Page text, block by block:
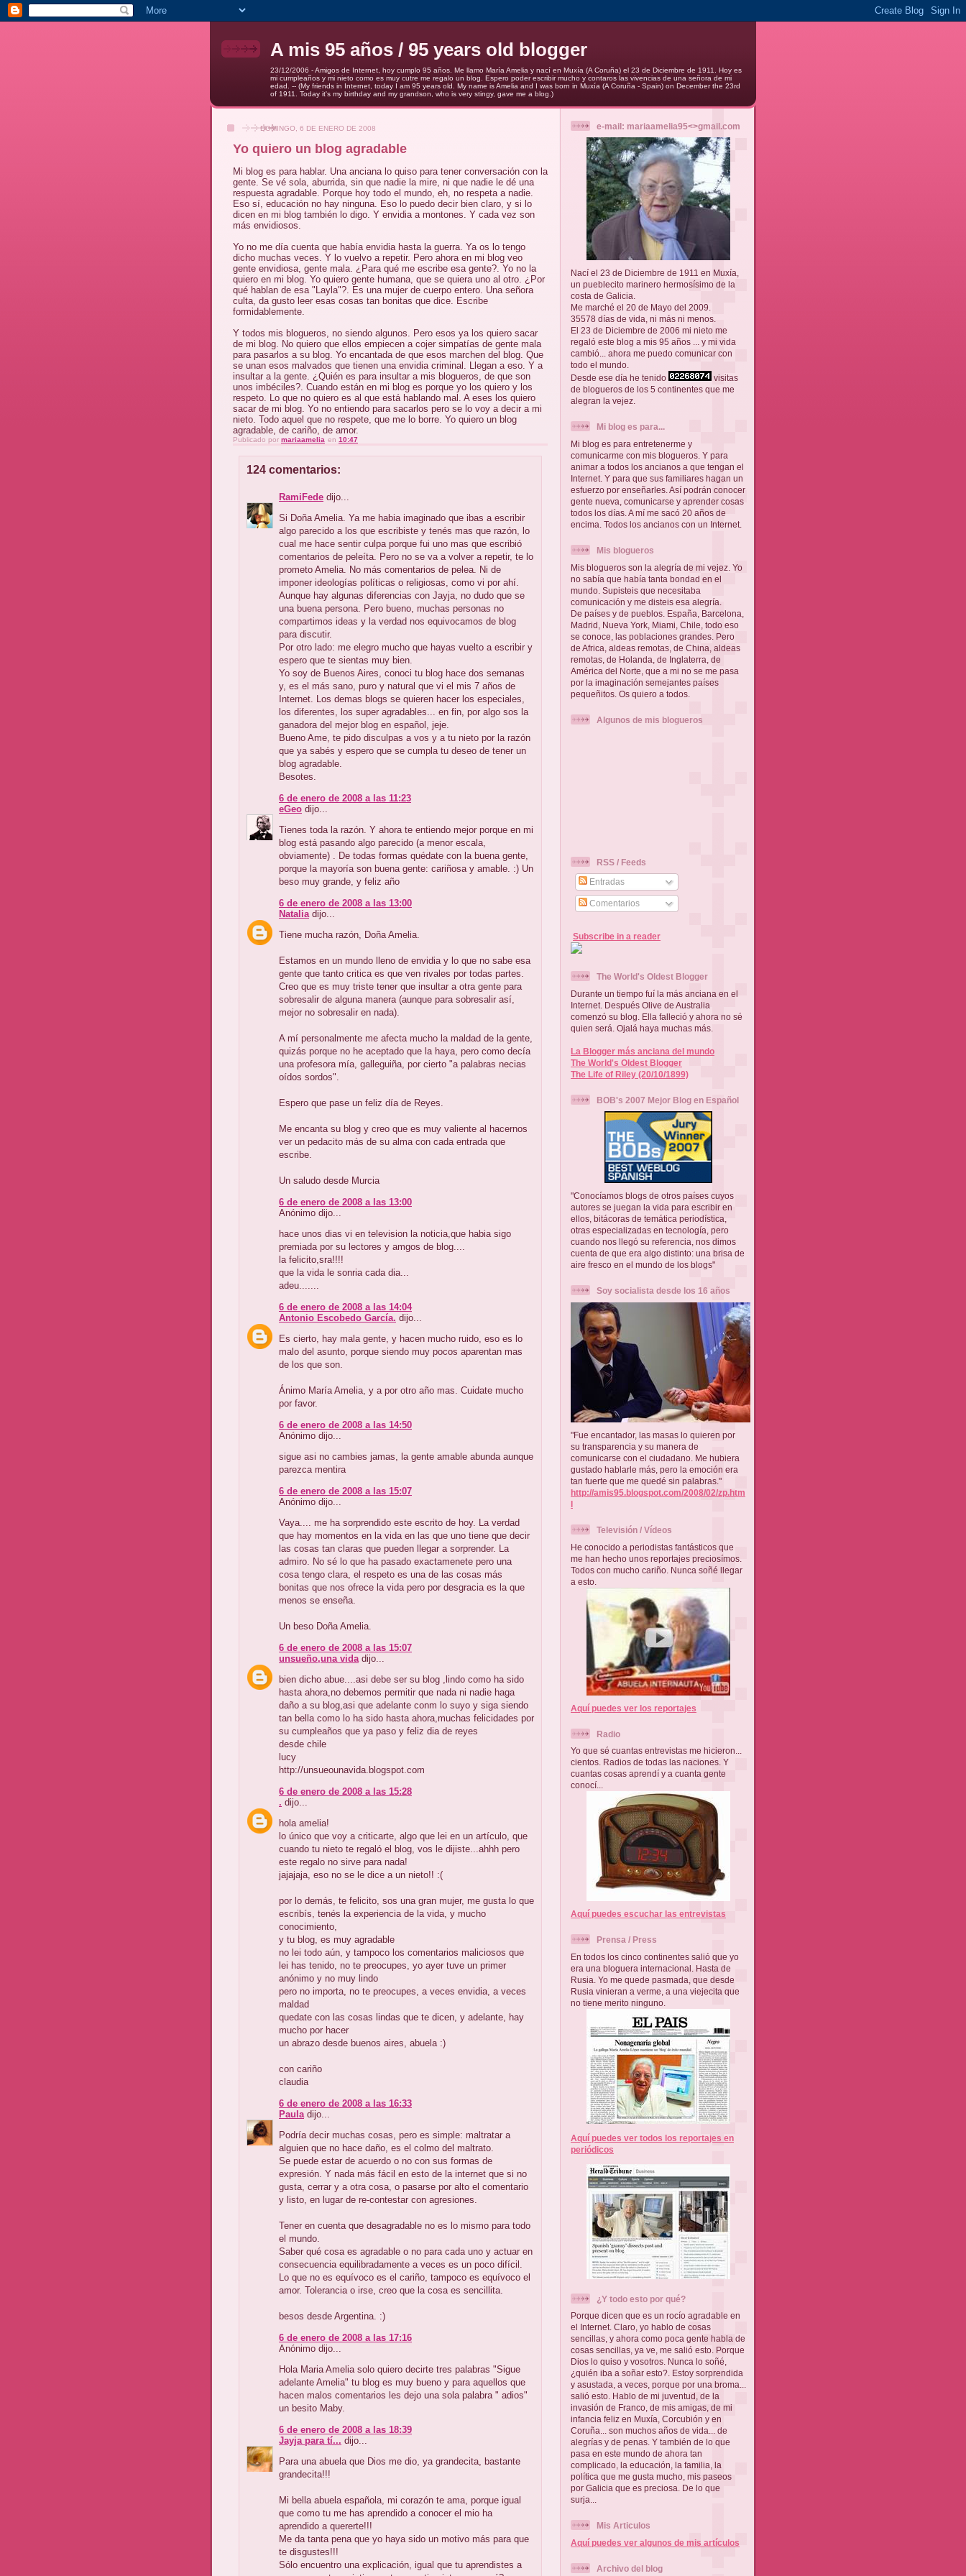
A mis 95 años / 95 years old blogger
23/12/2006 - Amigos de Internet, hoy cumplo 95 años. Me llamo María Amelia y nací en Muxía (A Coruña) el 23 de Diciembre de 1911. Hoy es
mi cumpleaños y mi nieto como es muy cutre me regalo un blog. Espero poder escribir mucho y contaros las vivencias de una señora de mi
edad. -- (My friends in Internet, today I am 95 years old. My name is Amelia and I was born in Muxía (A Coruña - Spain) on December the 23rd
of 1911. Today it's my birthday and my grandson, who is very stingy, gave me a blog.)
DOMINGO, 6 DE ENERO DE 2008
Yo quiero un blog agradable
Mi blog es para hablar. Una anciana lo quiso para tener conversación con la
gente. Se vé sola, aburrida, sin que nadie la mire, ni que nadie le dé una
respuesta agradable. Porque hoy todo el mundo, eh, no respeta a nadie.
Eso sí, educación no hay ninguna. Eso lo puedo decir bien claro, y si lo
dicen en mi blog también lo digo. Y envidia a montones. Y cada vez son
más envidiosos.
Yo no me día cuenta que había envidia hasta la guerra. Ya os lo tengo
dicho muchas veces. Y lo vuelvo a repetir. Pero ahora en mi blog veo
gente envidiosa, gente mala. ¿Para qué me escribe esa gente?. Yo no la
quiero en mi blog. Yo quiero gente humana, que se quiera uno al otro. ¿Por
qué hablan de esa "Layla"?. Es una mujer de cuerpo entero. Una señora
culta, da gusto leer esas cosas tan bonitas que dice. Escribe
formidablemente.
Y todos mis blogueros, no siendo algunos. Pero esos ya los quiero sacar
de mi blog. No quiero que ellos empiecen a cojer simpatías de gente mala
para pasarlos a su blog. Yo encantada de que esos marchen del blog. Que
se unan esos malvados que tienen una envidia criminal. Llegan a eso. Y a
insultar a la gente. ¿Quién es para insultar a mis blogueros, de que son
unos imbéciles?. Cuando están en mi blog es porque yo los quiero y los
respeto. Lo que no quiero es al que está hablando mal. A eses los quiero
sacar de mi blog. Yo no entiendo para sacarlos pero se lo voy a decir a mi
nieto. Todo aquel que no respete, que me lo borre. Yo quiero un blog
agradable, de cariño, de amor.
Publicado por mariaamelia en 10:47
124 comentarios:
RamiFede dijo...
Si Doña Amelia. Ya me habia imaginado que ibas a escribir
algo parecido a los que escribiste y tenés mas que razón, lo
cual me hace sentir culpa porque fui uno mas que escribió
comentarios de peleíta. Pero no se va a volver a repetir, te lo
prometo Amelia. No más comentarios de pelea. Ni de
imponer ideologías políticas o religiosas, como vi por ahí.
Aunque hay algunas diferencias con Jayja, no dudo que se
una buena persona. Pero bueno, muchas personas no
compartimos ideas y la verdad nos equivocamos de blog
para discutir.
Por otro lado: me elegro mucho que hayas vuelto a escribir y
espero que te sientas muy bien.
Yo soy de Buenos Aires, conoci tu blog hace dos semanas
y, es el más sano, puro y natural que vi el mis 7 años de
Internet. Los demas blogs se quieren hacer los especiales,
los diferentes, los super agradables... en fin, por algo sos la
ganadora del mejor blog en español, jeje.
Bueno Ame, te pido disculpas a vos y a tu nieto por la razón
que ya sabés y espero que se cumpla tu deseo de tener un
blog agradable.
Besotes.
6 de enero de 2008 a las 11:23
eGeo dijo...
Tienes toda la razón. Y ahora te entiendo mejor porque en mi
blog está pasando algo parecido (a menor escala,
obviamente) . De todas formas quédate con la buena gente,
porque la mayoría son buena gente: cariñosa y amable. :) Un
beso muy grande, y feliz año
6 de enero de 2008 a las 13:00
Natalia dijo...
Tiene mucha razón, Doña Amelia.
Estamos en un mundo lleno de envidia y lo que no sabe esa
gente que tanto critica es que ven rivales por todas partes.
Creo que es muy triste tener que insultar a otra gente para
sobresalir de alguna manera (aunque para sobresalir así,
mejor no sobresalir en nada).
A mí personalmente me afecta mucho la maldad de la gente,
quizás porque no he aceptado que la haya, pero como decía
una profesora mía, galleguiña, por cierto "a palabras necias
oídos sordos".
Espero que pase un feliz día de Reyes.
Me encanta su blog y creo que es muy valiente al hacernos
ver un pedacito más de su alma con cada entrada que
escribe.
Un saludo desde Murcia
6 de enero de 2008 a las 13:00
Anónimo dijo...
hace unos dias vi en television la noticia,que habia sigo
premiada por su lectores y amgos de blog....
la felicito,sra!!!!
que la vida le sonria cada dia...
adeu.......
6 de enero de 2008 a las 14:04
Antonio Escobedo García. dijo...
Es cierto, hay mala gente, y hacen mucho ruido, eso es lo
malo del asunto, porque siendo muy pocos aparentan mas
de los que son.
Ánimo María Amelia, y a por otro año mas. Cuidate mucho
por favor.
6 de enero de 2008 a las 14:50
Anónimo dijo...
sigue asi no cambies jamas, la gente amable abunda aunque
parezca mentira
6 de enero de 2008 a las 15:07
Anónimo dijo...
Vaya.... me ha sorprendido este escrito de hoy. La verdad
que hay momentos en la vida en las que uno tiene que decir
las cosas tan claras que pueden llegar a sorprender. La
admiro. No sé lo que ha pasado exactamenete pero una
cosa tengo clara, el respeto es una de las cosas más
bonitas que nos ofrece la vida pero por desgracia es la que
menos se enseña.
Un beso Doña Amelia.
6 de enero de 2008 a las 15:07
unsueño,una vida dijo...
bien dicho abue....asi debe ser su blog ,lindo como ha sido
hasta ahora,no debemos permitir que nada ni nadie haga
daño a su blog,asi que adelante conm lo suyo y siga siendo
tan bella como lo ha sido hasta ahora,muchas felicidades por
su cumpleaños que ya paso y feliz dia de reyes
desde chile
lucy
http://unsueounavida.blogspot.com
6 de enero de 2008 a las 15:28
. dijo...
hola amelia!
lo único que voy a criticarte, algo que lei en un artículo, que
cuando tu nieto te regaló el blog, vos le dijiste...ahhh pero
este regalo no sirve para nada!
jajajaja, eso no se le dice a un nieto!! :(
por lo demás, te felicito, sos una gran mujer, me gusta lo que
escribís, tenés la experiencia de la vida, y mucho
conocimiento,
y tu blog, es muy agradable
no lei todo aún, y tampoco los comentarios maliciosos que
lei has tenido, no te preocupes, yo ayer tuve un primer
anónimo y no muy lindo
pero no importa, no te preocupes, a veces envidia, a veces
maldad
quedate con las cosas lindas que te dicen, y adelante, hay
mucho por hacer
un abrazo desde buenos aires, abuela :)
con cariño
claudia
6 de enero de 2008 a las 16:33
Paula dijo...
Podría decir muchas cosas, pero es simple: maltratar a
alguien que no hace daño, es el colmo del maltrato.
Se puede estar de acuerdo o no con sus formas de
expresión. Y nada más fácil en esto de la internet que si no
gusta, cerrar y a otra cosa, o pasarse por alto el comentario
y listo, en lugar de re-contestar con agresiones.
Tener en cuenta que desagradable no es lo mismo para todo
el mundo.
Saber qué cosa es agradable o no para cada uno y actuar en
consecuencia equilibradamente a veces es un poco difícil.
Lo que no es equívoco es el cariño, tampoco es equívoco el
amor. Tolerancia o irse, creo que la cosa es sencillita.
besos desde Argentina. :)
6 de enero de 2008 a las 17:16
Anónimo dijo...
Hola Maria Amelia solo quiero decirte tres palabras "Sigue
adelante Amelia" tu blog es muy bueno y para aquellos que
hacen malos comentarios les dejo una sola palabra " adios"
un besito Maby.
6 de enero de 2008 a las 18:39
Jayja para tí... dijo...
Para una abuela que Dios me dio, ya grandecita, bastante
grandecita!!!
Mi bella abuela española, mi corazón te ama, porque igual
que como tu me has aprendido a conocer el mio ha
aprendido a quererte!!!
Me da tanta pena que yo haya sido un motivo más para que
te disgustes!!!
Sólo encuentro una explicación, igual que tu aprendistes a
e-mail: mariaamelia95<>gmail.com
Nací el 23 de Diciembre de 1911 en Muxía,
un pueblecito marinero hermosísimo de la
costa de Galicia.
Me marché el 20 de Mayo del 2009.
35578 días de vida, ni más ni menos.
El 23 de Diciembre de 2006 mi nieto me
regaló este blog a mis 95 años ... y mi vida
cambió... ahora me puedo comunicar con
todo el mundo.
Desde ese día he tenido
visitas
de blogueros de los 5 continentes que me
alegran la vejez.
Mi blog es para...
Mi blog es para entretenerme y
comunicarme con mis blogueros. Y para
animar a todos los ancianos a que tengan el
Internet. Y para que sus familiares hagan un
esfuerzo por enseñarles. Así podrán conocer
gente nueva, comunicarse y aprender cosas
todos los días. A mí me sacó 20 años de
encima. Todos los ancianos con un Internet.
Mis blogueros
Mis blogueros son la alegría de mi vejez. Yo
no sabía que había tanta bondad en el
mundo. Supisteis que necesitaba
comunicación y me disteis esa alegría.
De países y de pueblos. España, Barcelona,
Madrid, Nueva York, Miami, Chile, todo eso
se conoce, las poblaciones grandes. Pero
de Africa, aldeas remotas, de China, aldeas
remotas, de Holanda, de Inglaterra, de
América del Norte, que a mi no se me pasa
por la imaginación semejantes países
pequeñitos. Os quiero a todos.
Algunos de mis blogueros
RSS / Feeds
Entradas
Comentarios
Subscribe in a reader
The World's Oldest Blogger
Durante un tiempo fuí la más anciana en el
Internet. Después Olive de Australia
comenzó su blog. Ella falleció y ahora no sé
quien será. Ojalá haya muchas más.
La Blogger más anciana del mundo
The World's Oldest Blogger
The Life of Riley (20/10/1899)
BOB's 2007 Mejor Blog en Español
"Conocíamos blogs de otros países cuyos
autores se juegan la vida para escribir en
ellos, bitácoras de temática periodística,
otras especializadas en tecnología, pero
cuando nos llegó su referencia, nos dimos
cuenta de que era algo distinto: una brisa de
aire fresco en el mundo de los blogs"
Soy socialista desde los 16 años
"Fue encantador, las masas lo quieren por
su transparencia y su manera de
comunicarse con el ciudadano. Me hubiera
gustado hablarle más, pero la emoción era
tan fuerte que me quedé sin palabras."
http://amis95.blogspot.com/2008/02/zp.htm
l
Televisión / Vídeos
He conocido a periodistas fantásticos que
me han hecho unos reportajes preciosímos.
Todos con mucho cariño. Nunca soñé llegar
a esto.
Aquí puedes ver los reportajes
Radio
Yo que sé cuantas entrevistas me hicieron...
cientos. Radios de todas las naciones. Y
cuantas cosas aprendí y a cuanta gente
conocí...
Aquí puedes escuchar las entrevistas
Prensa / Press
En todos los cinco continentes salió que yo
era una bloguera internacional. Hasta de
Rusia. Yo me quede pasmada, que desde
Rusia vinieran a verme, a una viejecita que
no tiene merito ninguno.
Aquí puedes ver todos los reportajes en
periódicos
¿Y todo esto por qué?
Porque dicen que es un rocío agradable en
el Internet. Claro, yo hablo de cosas
sencillas, y ahora como poca gente habla de
cosas sencillas, ya ve, me salió esto. Porque
Dios lo quiso y vosotros. Nunca lo soñé,
¿quién iba a soñar esto?. Estoy sorprendida
y asustada, a veces, porque por una broma...
salió esto. Hablo de mi juventud, de la
invasión de Franco, de mis amigas, de mi
infancia feliz en Muxía, Corcubión y en
Coruña... son muchos años de vida... de
alegrías y de penas. Y también de lo que
pasa en este mundo de ahora tan
complicado, la educación, la familia, la
política que me gusta mucho, mis paseos
por Galicia que es preciosa. De lo que
surja...
Mis Articulos
Aquí puedes ver algunos de mis artículos
Archivo del blog